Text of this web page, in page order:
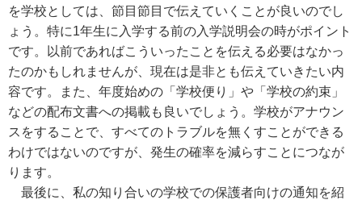
を学校としては、節目節目で伝えていくことが良いのでし
ょう。特に1年生に入学する前の入学説明会の時がポイント
です。以前であればこういったことを伝える必要はなかっ
たのかもしれませんが、現在は是非とも伝えていきたい内
容です。また、年度始めの「学校便り」や「学校の約束」
などの配布文書への掲載も良いでしょう。学校がアナウン
スをすることで、すべてのトラブルを無くすことができる
わけではないのですが、発生の確率を減らすことにつなが
ります。
最後に、私の知り合いの学校での保護者向けの通知を紹